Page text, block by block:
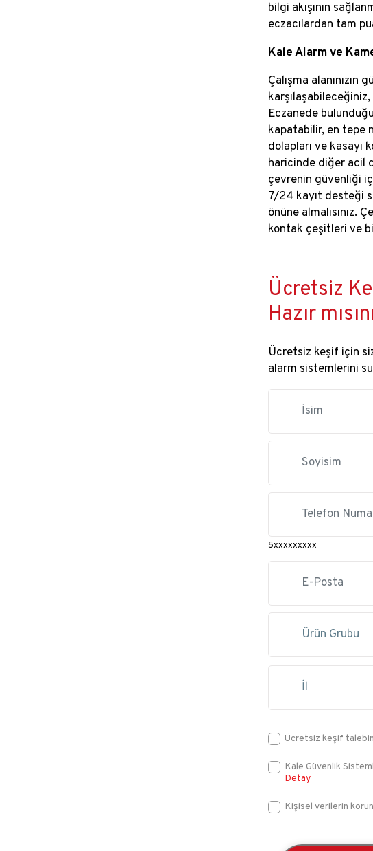
bilgi akışının
eczacılardan tam
Kale Alarm ve
Çalışma
Eczanede
kapatabilir, en tepe
dolapları ve kasayı
haricinde diğer acil
çevrenin güvenliği
7/24 kayıt desteği
önüne almalısınız.
kontak çeşitleri ve
Ücretsiz
Hazır
Ücretsiz keşif için
alarm sistemlerini
5xxxxxxxxx
Ücretsiz keşif
Kale Güvenlik
Detay
Kişisel verilerin